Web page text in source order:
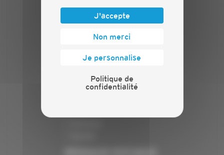
Mentions légales
Politique de confidentialité
PRESSE
Communiqués de presse
Espace presse
Chiffres clés
J'accepte
Non merci
Je personnalise
Politique de
confidentialité